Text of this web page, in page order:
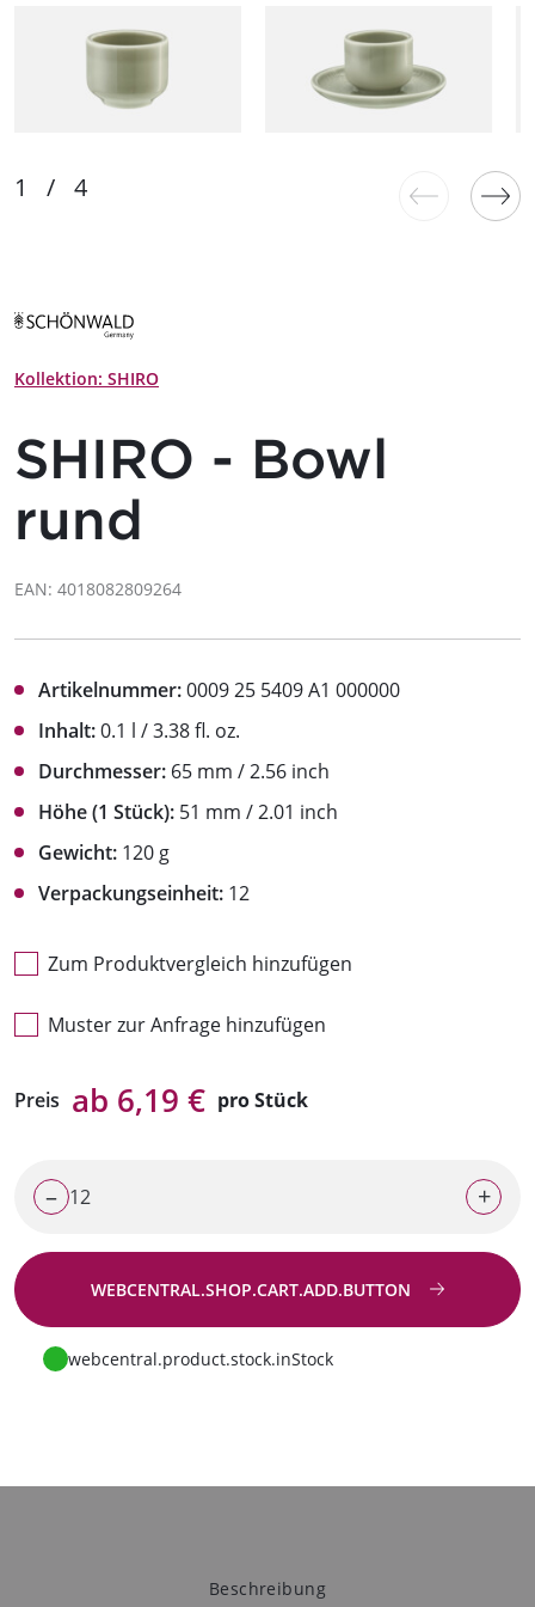
Kollektion: SHIRO
SHIRO - Bowl
rund
EAN: 4018082809264
Artikelnummer:0009 25 5409 A1 000000
Inhalt:0.1 l / 3.38 fl. oz.
Durchmesser: 65 mm / 2.56 inch
Höhe (1 Stück): 51 mm / 2.01 inch
Gewicht: 120 g
Verpackungseinheit: 12
Zum Produktvergleich hinzufügen
Muster zur Anfrage hinzufügen
Preis ab 6,19 € pro Stück
– +
WEBCENTRAL.SHOP.CART.ADD.BUTTON
Zur Anfrage
webcentral.product.stock.inStock
Beschreibung